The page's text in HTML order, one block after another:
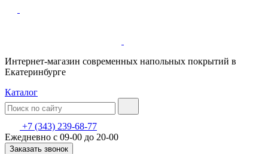
Интернет-магазин современных напольных покрытий в
Екатеринбурге
Каталог
+7 (343) 239-68-77
Ежедневно с 09-00 до 20-00
Заказать звонок